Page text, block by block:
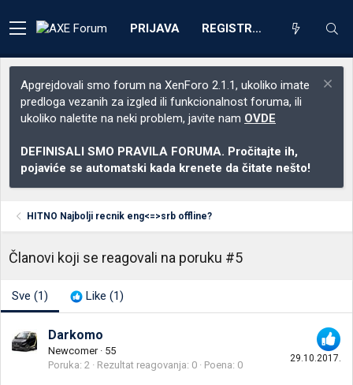
PRIJAVA REGISTRACIJA
Apgrejdovali smo forum na XenForo 2.1.1, ukoliko imate
predloga vezanih za izgled ili funkcionalnost foruma, ili
ukoliko naletite na neki problem, javite nam OVDE
DEFINISALI SMO PRAVILA FORUMA. Pročitajte ih,
pojaviće se automatski kada krenete da čitate nešto!
HITNO Najbolji recnik eng<=>srb offline?
Članovi koji se reagovali na poruku #5
Sve (1) Like (1)
29.10.2017.
Darkomo
Newcomer · 55
Poruka 2 Rezultat reagovanja 0 Poena 0